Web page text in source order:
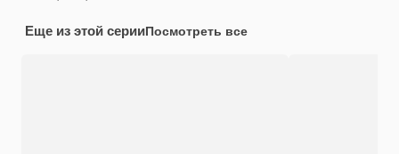
Еще из этой серииПосмотреть все